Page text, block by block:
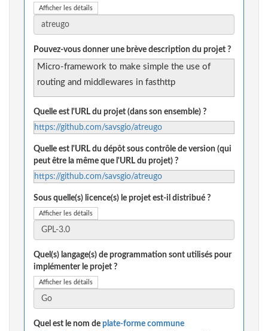
Afficher les détails
Pouvez-vous donner une brève description du projet ?
Micro-framework to make simple the use of
routing and middlewares in fasthttp
Quelle est l'URL du projet (dans son ensemble) ?
https://github.com/savsgio/atreugo
Quelle est l'URL du dépôt sous contrôle de version (qui
peut être la même que l'URL du projet) ?
https://github.com/savsgio/atreugo
Sous quelle(s) licence(s) le projet est-il distribué ?
Afficher les détails
Quel(s) langage(s) de programmation sont utilisés pour
implémenter le projet ?
Afficher les détails
Quel est le nom de plate-forme commune